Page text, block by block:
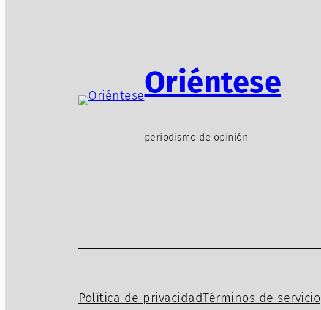
Oriéntese
periodismo de opinión
Política de privacidadTérminos de servicio